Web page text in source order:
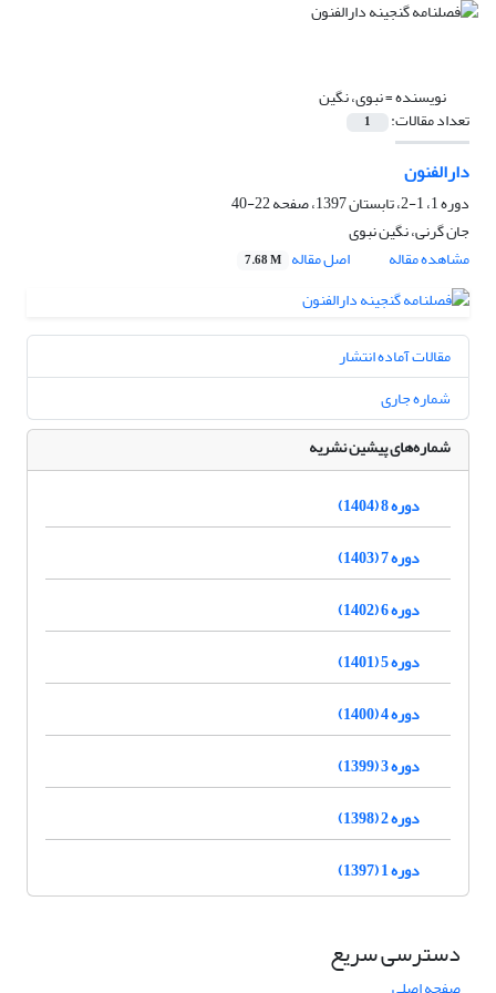
نویسنده =نبوی، نگین
تعداد مقالات: 1
دارالفنون
دوره 1، 1-2، تابستان 1397، صفحه
22-40
جان گرنی، نگین نبوی
مشاهده مقاله
اصل مقاله 7.68 M
مقالات آماده انتشار
شماره جاری
شماره‌های پیشین نشریه
دوره 8 (1404)
دوره 7 (1403)
دوره 6 (1402)
دوره 5 (1401)
دوره 4 (1400)
دوره 3 (1399)
دوره 2 (1398)
دوره 1 (1397)
دسترسی سریع